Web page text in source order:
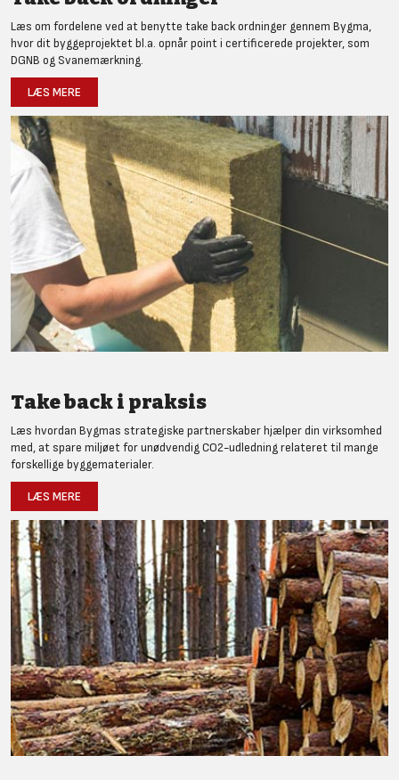
Læs om fordelene ved at benytte take back ordninger gennem Bygma,
hvor dit byggeprojektet bl.a. opnår point i certificerede projekter, som
DGNB og Svanemærkning.
LÆS MERE
Take back i praksis
Læs hvordan Bygmas strategiske partnerskaber hjælper din virksomhed
med, at spare miljøet for unødvendig CO2-udledning relateret til mange
forskellige byggematerialer.
LÆS MERE